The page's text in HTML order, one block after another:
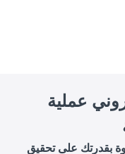
عملية
بقدرتك على تحقيق